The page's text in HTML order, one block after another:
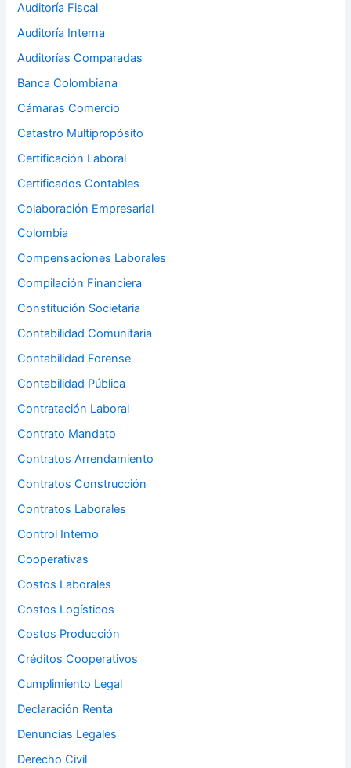
Auditoría Fiscal
Auditoría Interna
Auditorías Comparadas
Banca Colombiana
Cámaras Comercio
Catastro Multipropósito
Certificación Laboral
Certificados Contables
Colaboración Empresarial
Colombia
Compensaciones Laborales
Compilación Financiera
Constitución Societaria
Contabilidad Comunitaria
Contabilidad Forense
Contabilidad Pública
Contratación Laboral
Contrato Mandato
Contratos Arrendamiento
Contratos Construcción
Contratos Laborales
Control Interno
Cooperativas
Costos Laborales
Costos Logísticos
Costos Producción
Créditos Cooperativos
Cumplimiento Legal
Declaración Renta
Denuncias Legales
Derecho Civil